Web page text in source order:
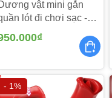
đến
mệt.
vật mini gắn
lót đi chơi sạc -
- 1%